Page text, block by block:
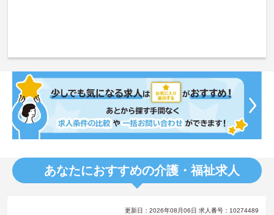
あなたにおすすめの介護・福祉求人
更新日：2026年08月06日 求人番号：10274489